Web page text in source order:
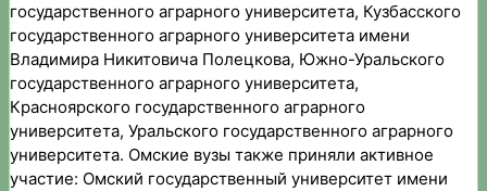
государственного аграрного университета, Кузбасского
государственного аграрного университета имени
Владимира Никитовича Полецкова, Южно-Уральского
государственного аграрного университета,
Красноярского государственного аграрного
университета, Уральского государственного аграрного
университета. Омские вузы также приняли активное
участие: Омский государственный университет имени